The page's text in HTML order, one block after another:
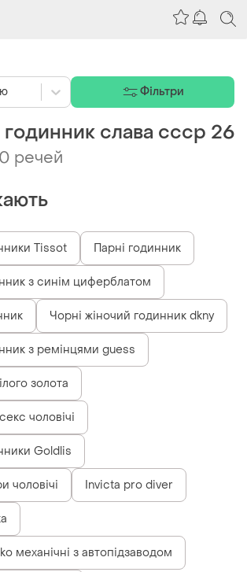
слава ссср 26
0 речей
Tissot Парні годинник
з синім циферблатом
Чорні жіночий годинник dkny
з ремінцями guess
золота
чоловічі
Goldlis
чоловічі Invicta pro diver
механічні з автопідзаводом
Фільтри